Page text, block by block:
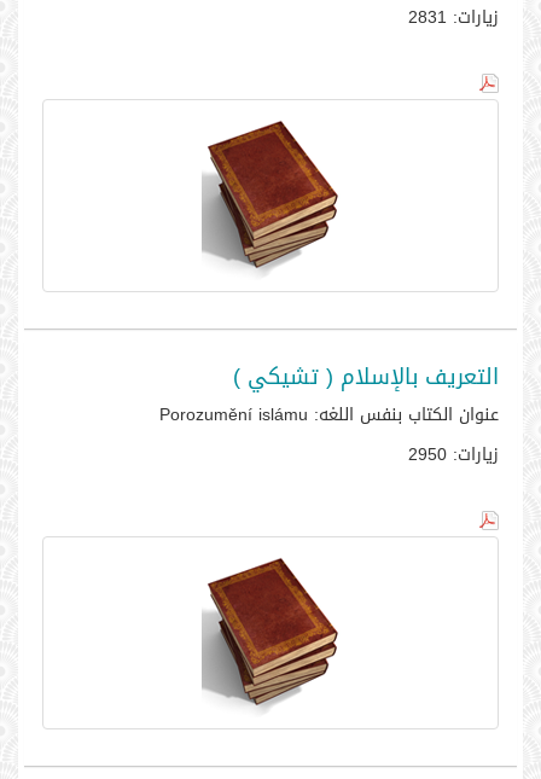
زيارات:
التعريف بالإسلام ( تشيكي )
عنوان الكتاب بنفس اللغه:
زيارات: